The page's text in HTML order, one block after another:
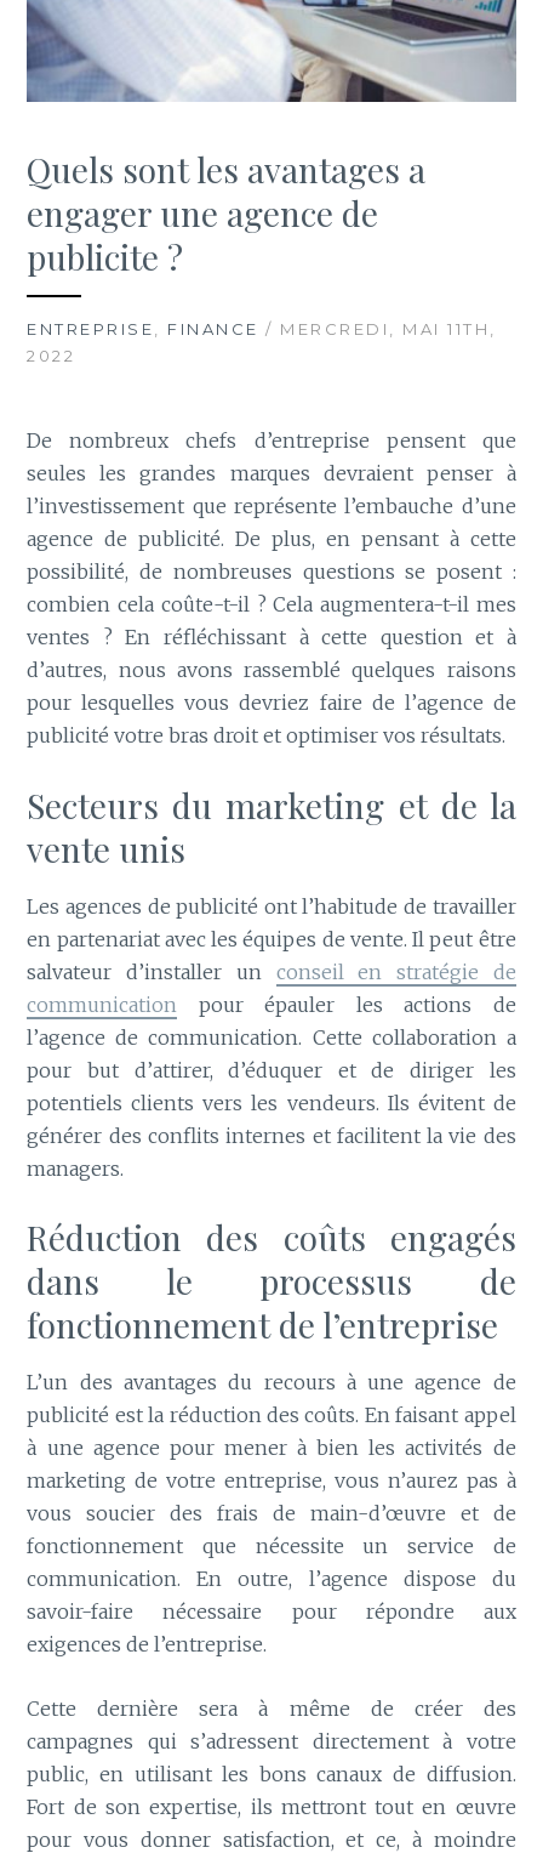
Quels sont les avantages a
engager une agence de
publicite ?
ENTREPRISE FINANCE / MERCREDI, MAI 11TH,
2022
De nombreux chefs d’entreprise pensent que
seules les grandes marques devraient penser à
l’investissement que représente l’embauche d’une
agence de publicité. De plus, en pensant à cette
possibilité, de nombreuses questions se posent :
combien cela coûte-t-il ? Cela augmentera-t-il mes
ventes ? En réfléchissant à cette question et à
d’autres, nous avons rassemblé quelques raisons
pour lesquelles vous devriez faire de l’agence de
publicité votre bras droit et optimiser vos résultats.
Secteurs du marketing et de la
vente unis
Les agences de publicité ont l’habitude de travailler
en partenariat avec les équipes de vente. Il peut être
salvateur d’installer un conseil en stratégie de
communication
pour épauler les actions de
l’agence de communication. Cette collaboration a
pour but d’attirer, d’éduquer et de diriger les
potentiels clients vers les vendeurs. Ils évitent de
générer des conflits internes et facilitent la vie des
managers.
Réduction des coûts engagés
dans le processus de
fonctionnement de l’entreprise
L’un des avantages du recours à une agence de
publicité est la réduction des coûts. En faisant appel
à une agence pour mener à bien les activités de
marketing de votre entreprise, vous n’aurez pas à
vous soucier des frais de main-d’œuvre et de
fonctionnement que nécessite un service de
communication. En outre, l’agence dispose du
savoir-faire nécessaire pour répondre aux
exigences de l’entreprise.
Cette dernière sera à même de créer des
campagnes qui s’adressent directement à votre
public, en utilisant les bons canaux de diffusion.
Fort de son expertise, ils mettront tout en œuvre
pour vous donner satisfaction, et ce, à moindre